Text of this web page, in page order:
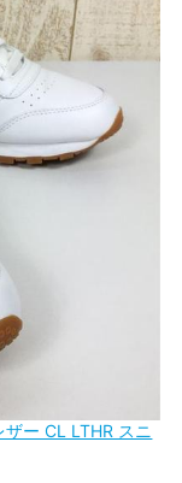
ザー CL LTHR スニ